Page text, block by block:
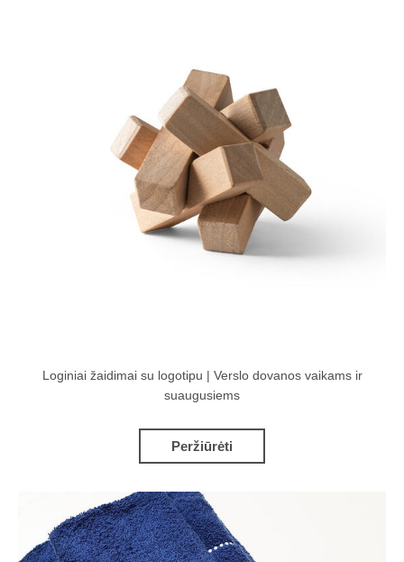
Loginiai žaidimai su logotipu | Verslo dovanos vaikams ir
suaugusiems
Peržiūrėti